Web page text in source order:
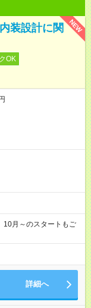
NEW
装設計に関
OK
月～のスタートもご
詳細へ